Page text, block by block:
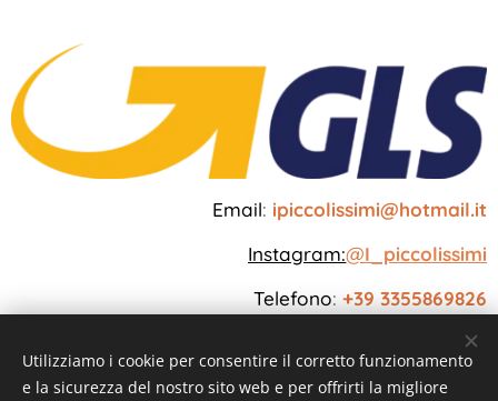
Email: ipiccolissimi@hotmail.it
Instagram:@I_piccolissimi
Telefono: +39 3355869826
Creato conWebnode Cookies
Utilizziamo i cookie per consentire il corretto funzionamento
e la sicurezza del nostro sito web e per offrirti la migliore